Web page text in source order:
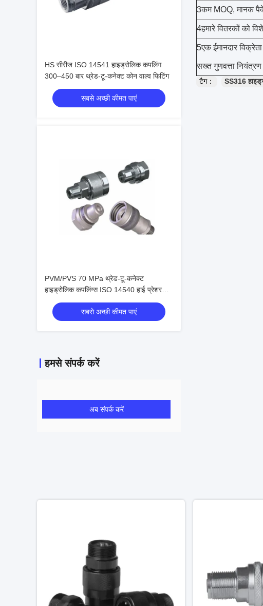
HS सीरीज ISO 14541 हाइड्रोलिक कपलिंग
300–450 बार थ्रेड-टू-कनेक्ट कोन वाल्व फिटिंग
सबसे अच्छी कीमत पाएं
PVM/PVS 70 MPa थ्रेड-टू-कनेक्ट
हाइड्रोलिक कपलिंग्स ISO 14540 हाई प्रेशर
कोन वाल्व कनेक्टर्स
सबसे अच्छी कीमत पाएं
हमसे संपर्क करें
अब संपर्क करें
3कम MOQ, मानक
4हमारे वितरकों को
5एक ईमानदार
सख्त गुणवत्ता नियंत्रण
टैग： SS316